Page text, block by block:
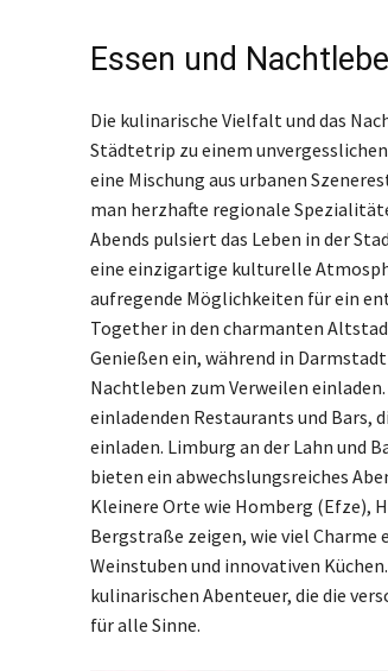
Essen und
Die kulinarische Vielfalt und das
Städtetrip zu einem
eine Mischung aus urbanen
man herzhafte regionale
Abends pulsiert das Leben in der
eine einzigartige kulturelle
aufregende Möglichkeiten für ein
Together in den charmanten
Genießen ein, während in
Nachtleben zum Verweilen
einladenden Restaurants und Bars,
einladen. Limburg an der Lahn und
bieten ein abwechslungsreiches
Kleinere Orte wie Homberg (Efze),
Bergstraße zeigen, wie viel
Weinstuben und innovativen
kulinarischen Abenteuer, die die
für alle Sinne.